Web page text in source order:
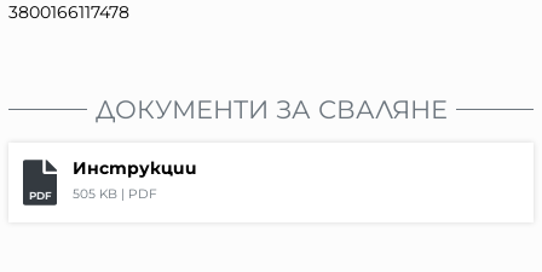
3800166117478
ДОКУМЕНТИ ЗА СВАЛЯНЕ
PDF
Инструкции
505 KB | PDF